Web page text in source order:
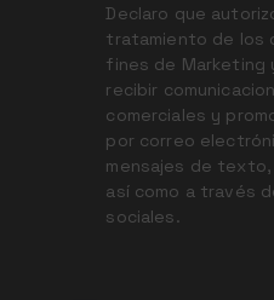
Declaro que
tratamiento de los
fines de Marketing
recibir
comerciales y
por correo
mensajes de
así como a través
sociales.